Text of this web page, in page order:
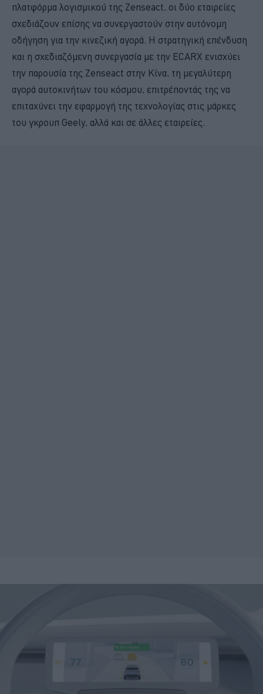
πλατφόρμα λογισμικού της Zenseact, οι δύο εταιρείες
σχεδιάζουν επίσης να συνεργαστούν στην αυτόνομη
οδήγηση για την κινεζική αγορά. Η στρατηγική επένδυση
και η σχεδιαζόμενη συνεργασία με την ECARX ενισχύει
την παρουσία της Zenseact στην Κίνα, τη μεγαλύτερη
αγορά αυτοκινήτων του κόσμου, επιτρέποντάς της να
επιταχύνει την εφαρμογή της τεχνολογίας στις μάρκες
του γκρουπ Geely, αλλά και σε άλλες εταιρείες.